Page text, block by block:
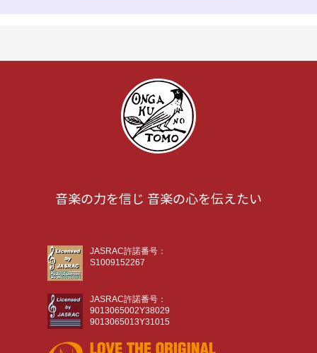
音楽の力を信じ 音楽の心を伝えたい
JASRAC許諾番号：
S1009152267
JASRAC許諾番号：
9013065002Y38029
9013065013Y31015